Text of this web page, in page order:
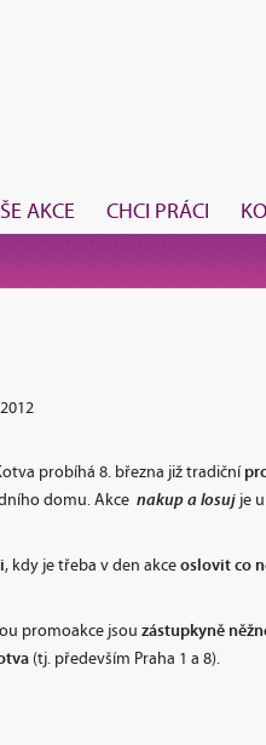
AKCE CHCI PRÁCI
probíhá 8. března již tradiční
domu. Akce nakup a losuj je
, kdy je třeba v den akceoslovit co
promoakce jsou zástupkyně
(tj. především Praha 1 a 8).